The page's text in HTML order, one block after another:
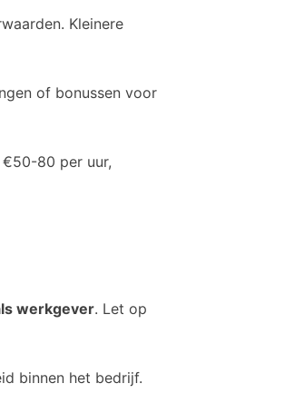
Kleinere
of bonussen voor
80 per uur,
werkgever. Let op
binnen het bedrijf.